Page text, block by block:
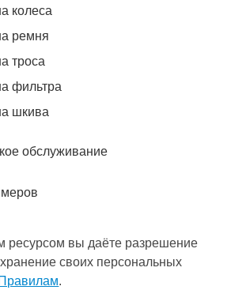
колеса
ремня
троса
фильтра
шкива
обслуживание
ресурсом вы даёте разрешение
своих персональных
Правилам.